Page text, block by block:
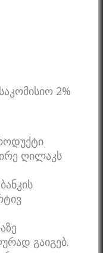
2%
ღილაკს
გაიგებ.